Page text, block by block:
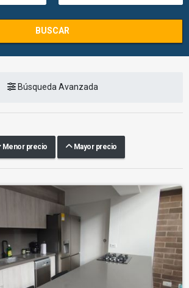
BUSCAR
Búsqueda Avanzada
Menor precio Mayor precio